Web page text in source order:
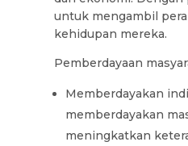
untuk mengambil
kehidupan mereka.
Pemberdayaan
Memberdayakan
memberdayakan
meningkatkan